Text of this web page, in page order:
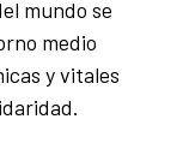
mundo se
medio
y vitales